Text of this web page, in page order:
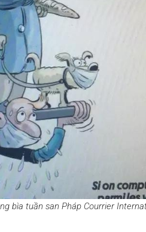
bìa tuần san Pháp Courrier